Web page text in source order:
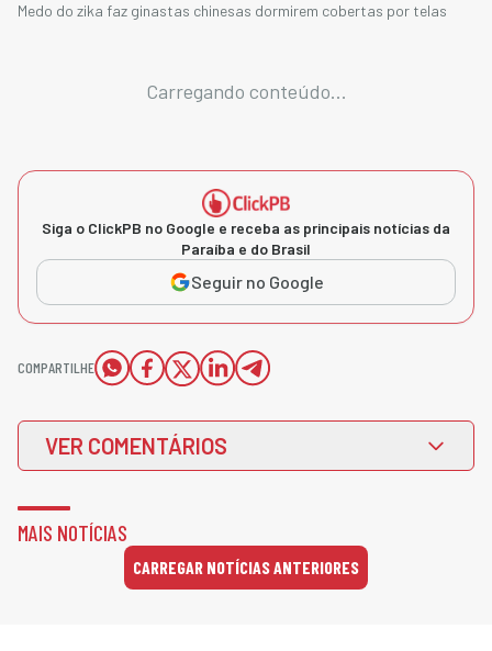
Medo do zika faz ginastas chinesas dormirem cobertas por telas
Carregando conteúdo...
Siga o ClickPB no Google e receba as principais notícias da
Paraíba e do Brasil
Seguir no Google
COMPARTILHE
VER COMENTÁRIOS
MAIS NOTÍCIAS
CARREGAR NOTÍCIAS ANTERIORES